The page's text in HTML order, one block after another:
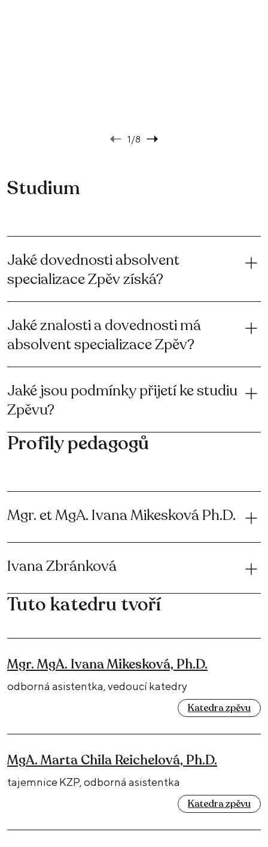
1/8
Studium
Jaké dovednosti absolvent
specializace Zpěv získá?
Jaké znalosti a dovednosti má
absolvent specializace Zpěv?
Jaké jsou podmínky přijetí ke studiu
Zpěvu?
Profily pedagogů
Mgr. et MgA. Ivana Mikesková Ph.D.
Ivana Zbránková
Tuto katedru tvoří
Mgr. MgA. Ivana Mikesková, Ph.D.
odborná asistentka, vedoucí katedry
Katedra zpěvu
MgA. Marta Chila Reichelová, Ph.D.
tajemnice KZP, odborná asistentka
Katedra zpěvu